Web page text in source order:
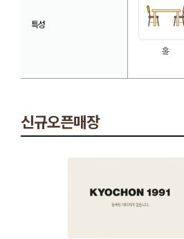
특성
신규오픈매장